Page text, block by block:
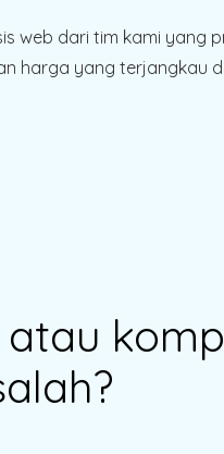
web dari tim kami yang
harga yang terjangkau